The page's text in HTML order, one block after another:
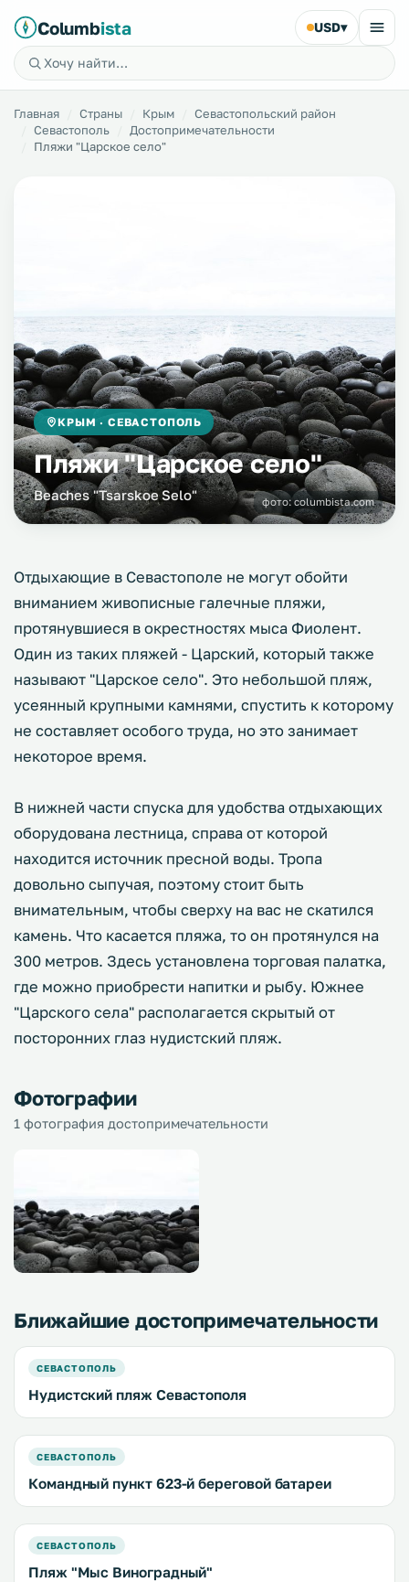
Columbista USD▾
Главная Страны Крым
Севастопольский район
Севастополь
Достопримечательности
Пляжи "Царское село"
КРЫМ · СЕВАСТОПОЛЬ
Пляжи "Царское село"
Beaches "Tsarskoe Selo" фото: columbista.com
Отдыхающие в Севастополе не могут обойти
вниманием живописные галечные пляжи,
протянувшиеся в окрестностях мыса Фиолент.
Один из таких пляжей - Царский, который также
называют "Царское село". Это небольшой пляж,
усеянный крупными камнями, спустить к которому
не составляет особого труда, но это занимает
некоторое время.
В нижней части спуска для удобства отдыхающих
оборудована лестница, справа от которой
находится источник пресной воды. Тропа
довольно сыпучая, поэтому стоит быть
внимательным, чтобы сверху на вас не скатился
камень. Что касается пляжа, то он протянулся на
300 метров. Здесь установлена торговая палатка,
где можно приобрести напитки и рыбу. Южнее
"Царского села" располагается скрытый от
посторонних глаз нудистский пляж.
Фотографии
1 фотография достопримечательности
Ближайшие достопримечательности
СЕВАСТОПОЛЬ
Нудистский пляж Севастополя
СЕВАСТОПОЛЬ
Командный пункт 623-й береговой батареи
СЕВАСТОПОЛЬ
Пляж "Мыс Виноградный"